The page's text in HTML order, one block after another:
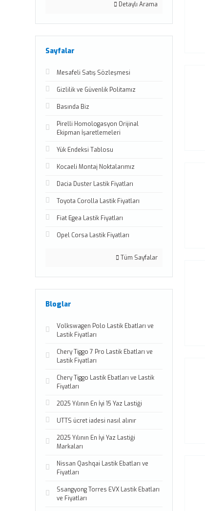
Detaylı Arama
Sayfalar
Mesafeli Satış Sözleşmesi
Gizlilik ve Güvenlik Politamız
Basında Biz
Pirelli Homologasyon Orijinal
Ekipman İşaretlemeleri
Yük Endeksi Tablosu
Kocaeli Montaj Noktalarımız
Dacia Duster Lastik Fiyatları
Toyota Corolla Lastik Fiyatları
Fiat Egea Lastik Fiyatları
Opel Corsa Lastik Fiyatları
Tüm Sayfalar
Bloglar
Volkswagen Polo Lastik Ebatları ve
Lastik Fiyatları
Chery Tiggo 7 Pro Lastik Ebatları ve
Lastik Fiyatları
Chery Tiggo Lastik Ebatları ve Lastik
Fiyatları
2025 Yılının En İyi 15 Yaz Lastiği
UTTS ücret iadesi nasıl alınır
2025 Yılının En İyi Yaz Lastiği
Markaları
Nissan Qashqai Lastik Ebatları ve
Fiyatları
Ssangyong Torres EVX Lastik Ebatları
ve Fiyatları